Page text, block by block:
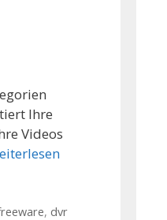
Ihre
Videos
, dvr